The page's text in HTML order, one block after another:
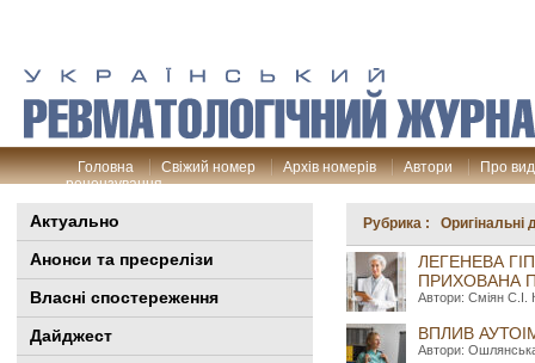
Головна Свіжий номер Архів номерів Автори
Про
рецензування
Актуально
Анонси та пресрелізи
Власні спостереження
Дайджест
Рубрика : Оригінальні
ЛЕГЕНЕВА
ПРИХОВАНА
Автори: Сміян
ВПЛИВ
Автори: